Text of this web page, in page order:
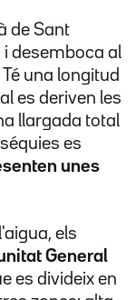
de Sant
i desemboca al
una longitud
es deriven les
llargada total
es
unes
els
General
es divideix en